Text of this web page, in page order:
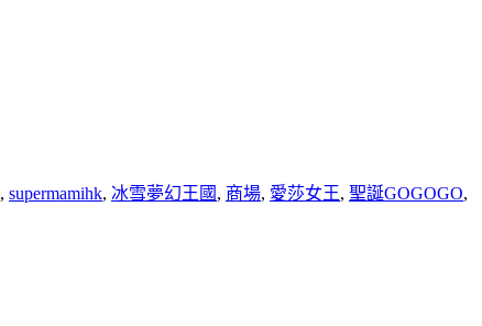
, supermamihk, 冰雪夢幻王國 , 商場, 愛莎女王, 聖誕GOGOGO,